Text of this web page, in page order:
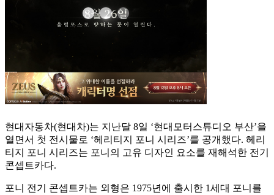
현대자동차(현대차)는 지난달 8일 ‘현대모터스튜디오 부산’을
열면서 첫 전시물로 ‘헤리티지 포니 시리즈’를 공개했다. 헤리
티지 포니 시리즈는 포니의 고유 디자인 요소를 재해석한 전기
콘셉트카다.
포니 전기 콘셉트카는 외형은 1975년에 출시한 1세대 포니를